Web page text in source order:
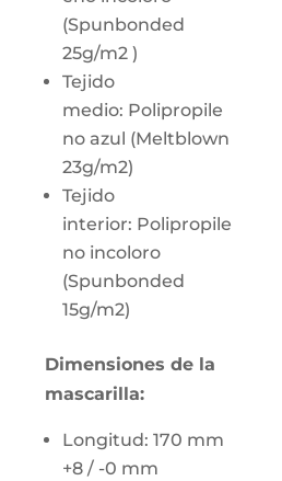
(Spunbonded
25g/m2 )
Tejido
medio: Polipropile
no azul (Meltblown
23g/m2)
Tejido
interior: Polipropile
no incoloro
(Spunbonded
15g/m2)
Dimensiones de la
mascarilla:
Longitud: 170 mm
+8 / -0 mm